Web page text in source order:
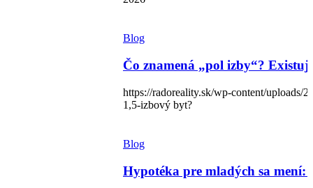
Blog
Čo znamená „pol izby“?
https://radoreality.sk/wp-content/uploads/
1,5-izbový byt?
Blog
Hypotéka pre mladých sa mení: